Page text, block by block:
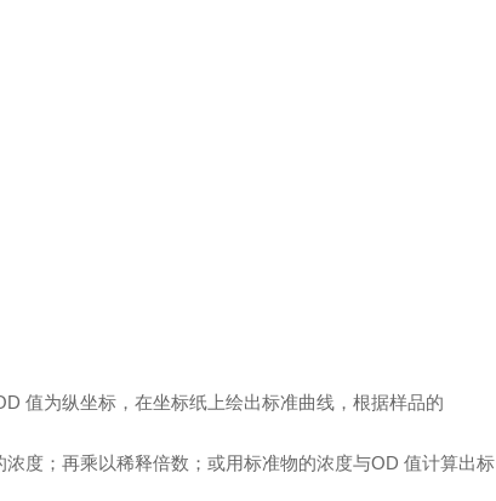
值为纵坐标，在坐标纸上绘出标准曲线，根据样品的
度；再乘以稀释倍数；或用标准物的浓度与OD 值计算出标